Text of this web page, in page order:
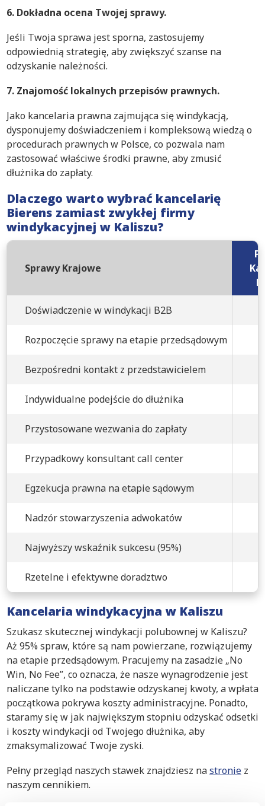
6. Dokładna ocena Twojej sprawy.
Jeśli Twoja sprawa jest sporna, zastosujemy
odpowiednią strategię, aby zwiększyć szanse na
odzyskanie należności.
7. Znajomość lokalnych przepisów prawnych.
Jako kancelaria prawna zajmująca się windykacją,
dysponujemy doświadczeniem i kompleksową wiedzą o
procedurach prawnych w Polsce, co pozwala nam
zastosować właściwe środki prawne, aby zmusić
dłużnika do zapłaty.
Dlaczego warto wybrać kancelarię
Bierens zamiast zwykłej firmy
windykacyjnej w Kaliszu?
Sprawy Krajowe
Doświadczenie w windykacji B2B
Rozpoczęcie sprawy na etapie przedsądowym
Bezpośredni kontakt z przedstawicielem
Indywidualne podejście do dłużnika
Przystosowane wezwania do zapłaty
Przypadkowy konsultant call center
Egzekucja prawna na etapie sądowym
Nadzór stowarzyszenia adwokatów
Najwyższy wskaźnik sukcesu (95%)
Rzetelne i efektywne doradztwo
Kancelaria windykacyjna w Kaliszu
Szukasz skutecznej windykacji polubownej w Kaliszu?
Aż 95% spraw, które są nam powierzane, rozwiązujemy
na etapie przedsądowym. Pracujemy na zasadzie „No
Win, No Fee”, co oznacza, że nasze wynagrodzenie jest
naliczane tylko na podstawie odzyskanej kwoty, a wpłata
początkowa pokrywa koszty administracyjne. Ponadto,
staramy się w jak największym stopniu odzyskać odsetki
i koszty windykacji od Twojego dłużnika, aby
zmaksymalizować Twoje zyski.
Pełny przegląd naszych stawek znajdziesz nastronie z
naszym cennikiem.